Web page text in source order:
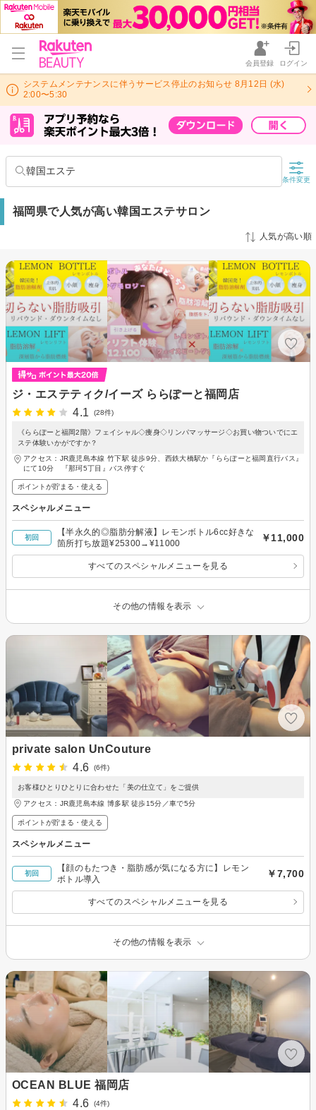
会員登録 ログイン
システムメンテナンスに伴うサービス停止のお知らせ 8月12日 (水)
2:00〜5:30
韓国エステ
条件変更
福岡県で人気が高い韓国エステサロン
人気が高い順
ジ・エステティク/イーズ ららぽーと福岡店
4.1
(28件)
《ららぽーと福岡2階》フェイシャル◇痩身◇リンパマッサージ◇お買い物ついでにエ
ステ体験いかがですか？
アクセス：JR鹿児島本線 竹下駅 徒歩9分、西鉄大橋駅か『ららぽーと福岡直行バス』
にて10分 『那珂5丁目』バス停すぐ
ポイントが貯まる・使える
スペシャルメニュー
初回
【半永久的◎脂肪分解液】レモンボトル6cc好きな
箇所打ち放題¥25300→¥11000
￥11,000
すべてのスペシャルメニューを見る
その他の情報を表示
private salon UnCouture
4.6
(6件)
お客様ひとりひとりに合わせた「美の仕立て」をご提供
アクセス：JR鹿児島本線 博多駅 徒歩15分／車で5分
ポイントが貯まる・使える
スペシャルメニュー
初回
【顔のもたつき・脂肪感が気になる方に】レモン
ボトル導入
￥7,700
すべてのスペシャルメニューを見る
その他の情報を表示
OCEAN BLUE 福岡店
4.6
(4件)